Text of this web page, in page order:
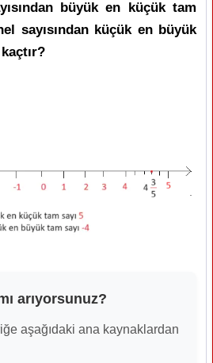
büyük en küçük tam
sayısından küçük en büyük
arıyorsunuz?
aşağıdaki ana kaynaklardan